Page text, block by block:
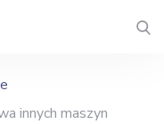
innych maszyn